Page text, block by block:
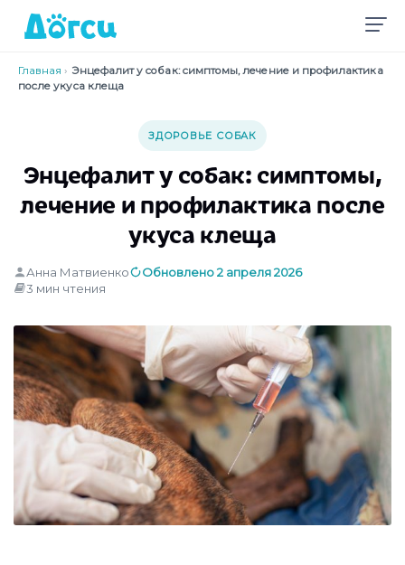
Главная › Энцефалит у собак: симптомы, лечение и профилактика
после укуса клеща
ЗДОРОВЬЕ СОБАК
Энцефалит у собак: симптомы,
лечение и профилактика после
укуса клеща
Анна Матвиенко
Обновлено 2 апреля 2026
3 мин чтения